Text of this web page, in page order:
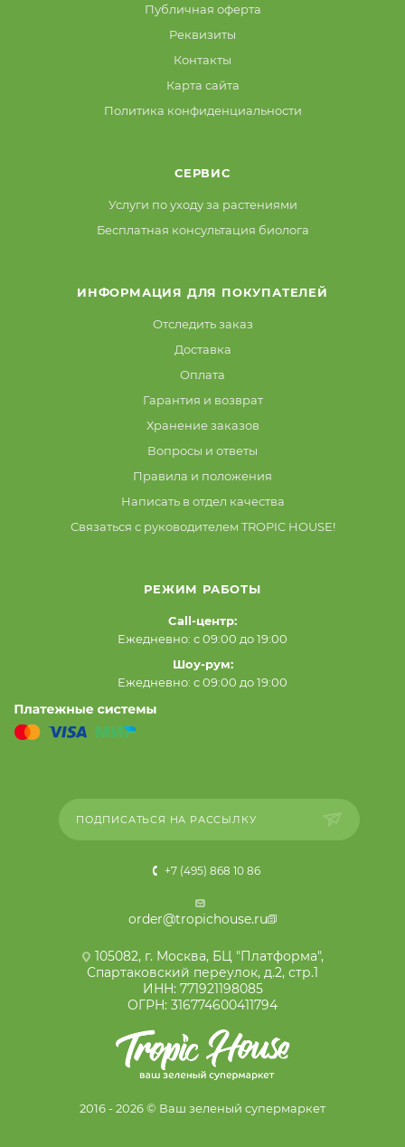
Публичная оферта
Реквизиты
Контакты
Карта сайта
Политика конфиденциальности
СЕРВИС
Услуги по уходу за растениями
Бесплатная консультация биолога
ИНФОРМАЦИЯ ДЛЯ ПОКУПАТЕЛЕЙ
Отследить заказ
Доставка
Оплата
Гарантия и возврат
Хранение заказов
Вопросы и ответы
Правила и положения
Написать в отдел качества
Связаться с руководителем TROPIC HOUSE!
РЕЖИМ РАБОТЫ
Call-центр:
Ежедневно: с 09:00 до 19:00
Шоу-рум:
Ежедневно: с 09:00 до 19:00
ПОДПИСАТЬСЯ НА РАССЫЛКУ
+7 (495) 868 10 86
order@tropichouse.ru
105082, г. Москва, БЦ "Платформа",
Спартаковский переулок, д.2, стр.1
ИНН: 771921198085
ОГРН: 316774600411794
2016 - 2026 © Ваш зеленый супермаркет